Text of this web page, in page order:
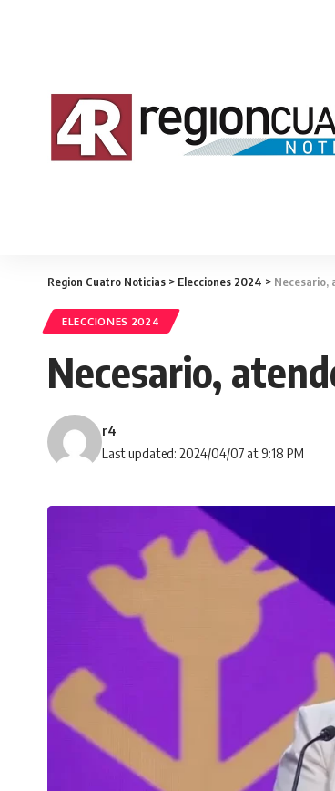
Region Cuatro Noticias > Elecciones 2024 > Necesario,
ELECCIONES 2024
Necesario,
Last updated: 2024/04/07 at 9:18 PM
r4